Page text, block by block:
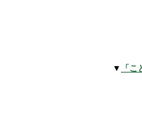
▼ 「